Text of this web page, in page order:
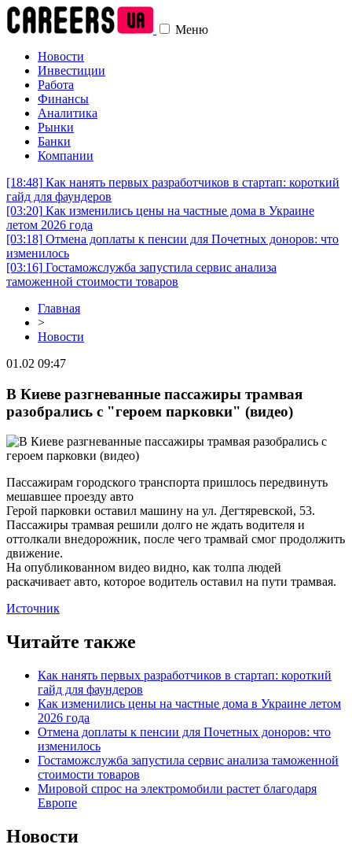
Меню
Новости
Инвестиции
Работа
Финансы
Аналитика
Рынки
Банки
Компании
[18:48] Как нанять первых разработчиков в стартап: короткий
гайд для фаундеров
[03:20] Как изменились цены на частные дома в Украине
летом 2026 года
[03:18] Отмена доплаты к пенсии для Почетных доноров: что
изменилось
[03:16] Гостаможслужба запустила сервис анализа
таможенной стоимости товаров
Главная
>
Новости
01.02 09:47
В Киеве разгневанные пассажиры трамвая
разобрались с "героем парковки" (видео)
Пассажирам городского транспорта пришлось передвинуть
мешавшее проезду авто
Герой парковки оставил машину на ул. Дегтяревской, 53.
Пассажиры трамвая решили долго не ждать водителя и
оттолкали внедорожник, после чего трамвай смог продолжить
движение.
На опубликованном видео видно, как толпа людей
раскачивает авто, которое водитель оставил на пути трамвая.
Источник
Читайте также
Как нанять первых разработчиков в стартап: короткий
гайд для фаундеров
Как изменились цены на частные дома в Украине летом
2026 года
Отмена доплаты к пенсии для Почетных доноров: что
изменилось
Гостаможслужба запустила сервис анализа таможенной
стоимости товаров
Мировой спрос на электромобили растет благодаря
Европе
Новости